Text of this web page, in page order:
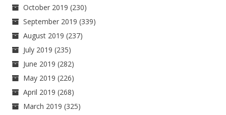
October 2019 (230)
September 2019 (339)
August 2019 (237)
July 2019 (235)
June 2019 (282)
May 2019 (226)
April 2019 (268)
March 2019 (325)